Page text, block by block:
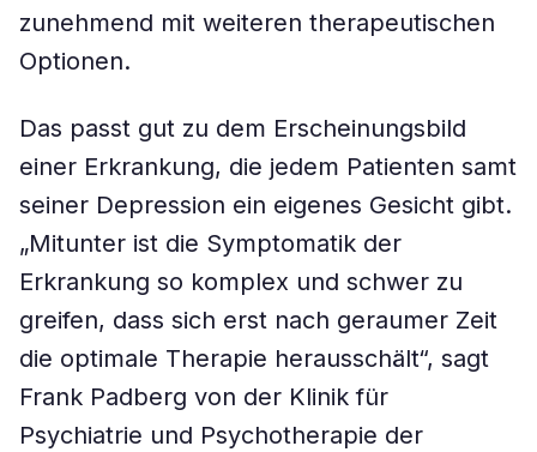
zunehmend mit weiteren therapeutischen
Optionen.
Das passt gut zu dem Erscheinungsbild
einer Erkrankung, die jedem Patienten samt
seiner Depression ein eigenes Gesicht gibt.
„Mitunter ist die Symptomatik der
Erkrankung so komplex und schwer zu
greifen, dass sich erst nach geraumer Zeit
die optimale Therapie herausschält“, sagt
Frank Padberg von der Klinik für
Psychiatrie und Psychotherapie der